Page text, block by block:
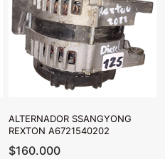
ALTERNADOR SSANGYONG
REXTON A6721540202
$160.000